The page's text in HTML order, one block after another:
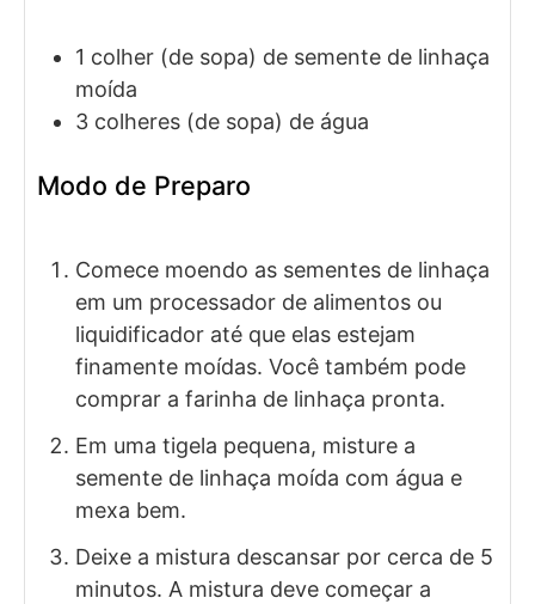
1 colher (de sopa) de semente de linhaça
moída
3 colheres (de sopa) de água
Modo de Preparo
Comece moendo as sementes de linhaça
em um processador de alimentos ou
liquidificador até que elas estejam
finamente moídas. Você também pode
comprar a farinha de linhaça pronta.
Em uma tigela pequena, misture a
semente de linhaça moída com água e
mexa bem.
Deixe a mistura descansar por cerca de 5
minutos. A mistura deve começar a